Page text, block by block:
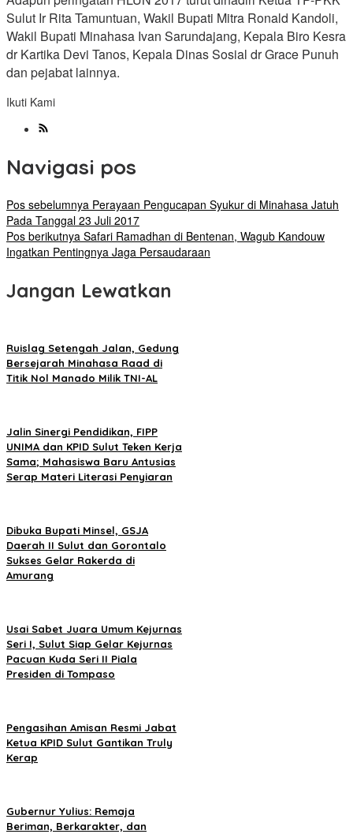
Sulut Ir Rita Tamuntuan, Wakil Bupati Mitra Ronald Kandoli,
Wakil Bupati Minahasa Ivan Sarundajang, Kepala Biro Kesra
dr Kartika Devi Tanos, Kepala Dinas Sosial dr Grace Punuh
dan pejabat lainnya.
Ikuti Kami
Navigasi pos
Pos sebelumnya Perayaan Pengucapan Syukur di Minahasa Jatuh
Pada Tanggal 23 Juli 2017
Pos berikutnya Safari Ramadhan di Bentenan, Wagub Kandouw
Ingatkan Pentingnya Jaga Persaudaraan
Jangan Lewatkan
Ruislag Setengah Jalan, Gedung
Bersejarah Minahasa Raad di
Titik Nol Manado Milik TNI-AL
Jalin Sinergi Pendidikan, FIPP
UNIMA dan KPID Sulut Teken Kerja
Sama; Mahasiswa Baru Antusias
Serap Materi Literasi Penyiaran
Dibuka Bupati Minsel, GSJA
Daerah II Sulut dan Gorontalo
Sukses Gelar Rakerda di
Amurang
Usai Sabet Juara Umum Kejurnas
Seri I, Sulut Siap Gelar Kejurnas
Pacuan Kuda Seri II Piala
Presiden di Tompaso
Pengasihan Amisan Resmi Jabat
Ketua KPID Sulut Gantikan Truly
Kerap
Gubernur Yulius: Remaja
Beriman, Berkarakter, dan